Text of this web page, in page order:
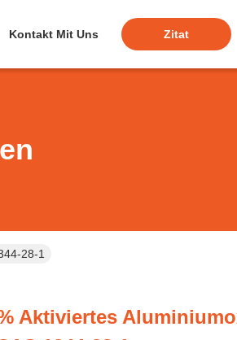
Kontakt Mit Uns Zitat
28-1
Aktiviertes